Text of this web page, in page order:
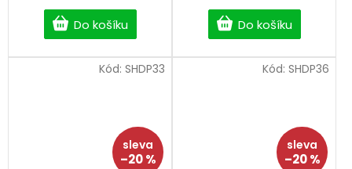
Do košíku Do košíku
–20 %
Kód: SHDP33
–20 %
Kód: SHDP36